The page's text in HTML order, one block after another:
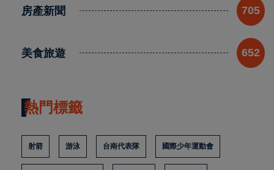
房產新聞 705
美食旅遊 652
熱門標籤
射箭 游泳 台南代表隊 國際少年運動會